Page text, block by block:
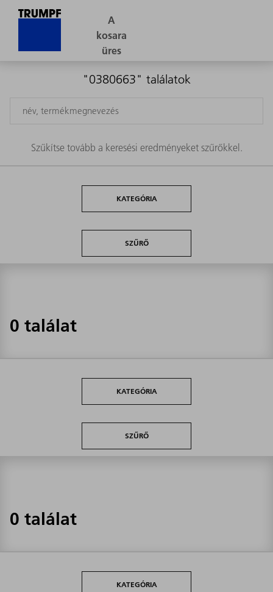
"0380663" találatok
Szűkítse tovább a keresési eredményeket szűrőkkel.
KATEGÓRIA
SZŰRŐ
0 találat
KATEGÓRIA
SZŰRŐ
0 találat
KATEGÓRIA